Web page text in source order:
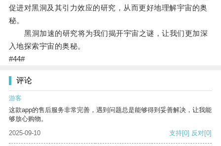
促进对黑洞及其引力效应的研究，从而更好地理解宇宙的奥
秘。
黑洞加速的研究将为我们揭开宇宙之谜，让我们更加深
入地探索宇宙的奥秘。
#44#
评论
游客
这款app的售后服务非常完善，遇到问题总是能够得到妥善解决，让我能
够放心购物。
2025-09-10
支持[0] 反对[0]